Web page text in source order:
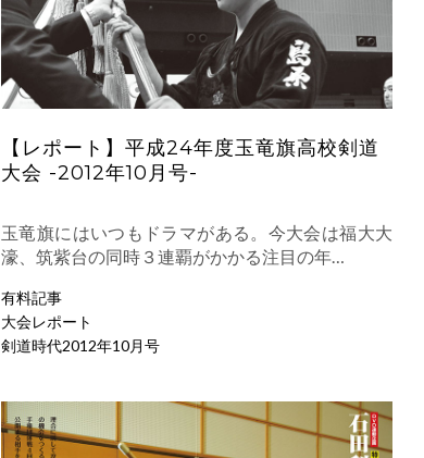
【レポート】平成24年度玉竜旗高校剣道
大会 -2012年10月号-
玉竜旗にはいつもドラマがある。今大会は福大大
濠、筑紫台の同時３連覇がかかる注目の年…
有料記事
大会レポート
剣道時代2012年10月号